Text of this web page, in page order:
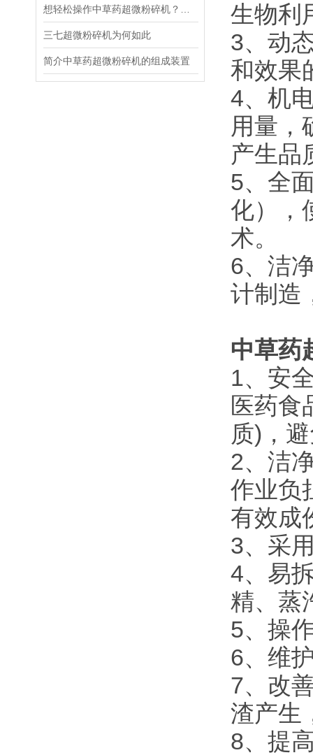
三七超微粉碎机为何如此
简介中草药超微粉碎机的组成装置
生物利
3、动
和效果
4、机
用量，
产生品
5、全
化），
术。
6、洁
计制造
中草药
1、安
医药食
质)，
2、洁
作业负
有效成
3、采
4、易
精、蒸
5、操
6、维
7、改
渣产生
8、提